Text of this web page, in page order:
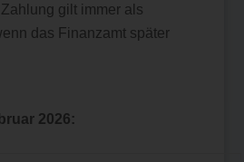
gilt immer als
das Finanzamt später
2026: